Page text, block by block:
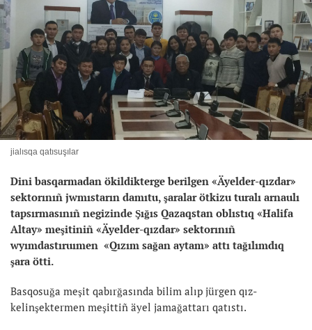
jialısqa qatısuşılar
Dini basqarmadan ökildikterge berilgen «Äyelder-qızdar»
sektorınıñ jwmıstarın damıtu, şaralar ötkizu turalı arnaulı
tapsırmasınıñ negizinde Şığıs Qazaqstan oblıstıq «Halifa
Altay» meşitiniñ «Äyelder-qızdar» sektorınıñ
wyımdastıruımen «Qızım sağan aytam» attı tağılımdıq
şara ötti.
Basqosuğa meşit qabırğasında bilim alıp jürgen qız-
kelinşektermen meşittiñ äyel jamağattarı qatıstı.